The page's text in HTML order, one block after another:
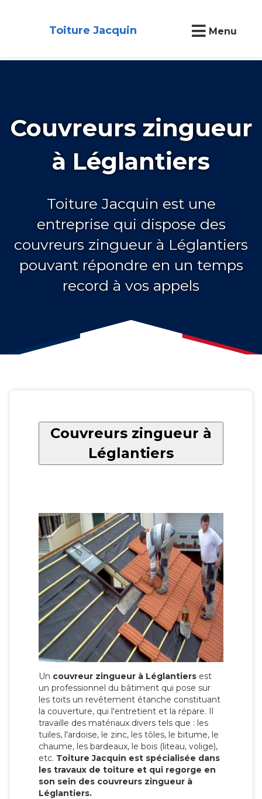
Toiture Jacquin Menu
Couvreurs zingueur
à Léglantiers
Toiture Jacquin est une
entreprise qui dispose des
couvreurs zingueur à Léglantiers
pouvant répondre en un temps
record à vos appels
Couvreurs zingueur à
Léglantiers
Un couvreur zingueur à Léglantiers est
un professionnel du bâtiment qui pose sur
les toits un revêtement étanche constituant
la couverture, qui l'entretient et la répare. Il
travaille des matériaux divers tels que : les
tuiles, l'ardoise, le zinc, les tôles, le bitume, le
chaume, les bardeaux, le bois (liteau, volige),
etc. Toiture Jacquin est spécialisée dans
les travaux de toiture et qui regorge en
son sein des couvreurs zingueur à
Léglantiers.